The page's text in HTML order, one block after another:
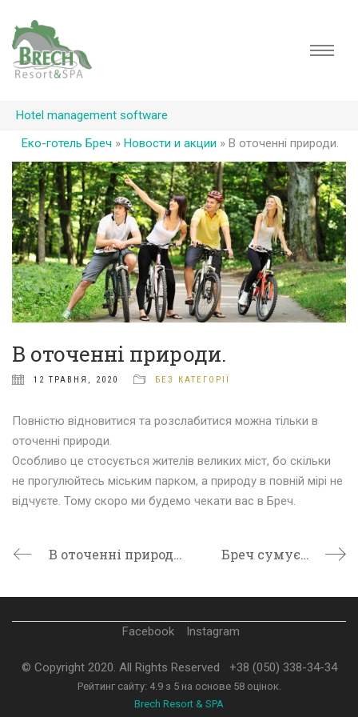
Hotel management software
Еко-готель Бреч » Новости и акции » В оточенні природи.
В оточенні природи.
12 ТРАВНЯ, 2020 БЕЗ КАТЕГОРІЇ
Повністю відновитися та розслабитися можна тільки в
оточенні природи.
Особливо це стосується жителів великих міст, бо скільки
не прогулюйтесь міським парком, а природу в повній мірі не
відчуєте. Тому скоро ми будемо чекати вас в Бреч.
В оточенні природи. Бреч сумує…
Facebook Instagram
© Copyright 2020. All Rights Reserved +38 (050) 338-34-34
Рейтинг сайту: 4.9з 5 на основе 58оцінок.
Brech Resort & SPA